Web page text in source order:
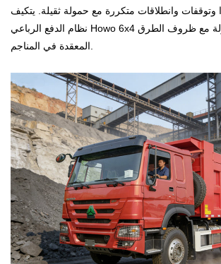
وانطلاقات متكررة مع حمولة ثقيلة. يتكيف
نظام الدفع الرباعي Howo 6x4 وقوته العالية بسهولة مع ظروف الطرق
المعقدة في المناجم.